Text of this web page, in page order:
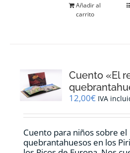
Añadir al
carrito
Cuento «El
12,00€ IVA
Cuento para niños sobre el
quebrantahuesos en los